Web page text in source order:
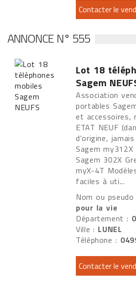
ANNONCE N° 555
Lot 18
Sagem
Association
portables
et accessoires,
ETAT NEUF
d'origine,
Sagem
Sagem 302X
myX-4T
faciles à uti...
Nom ou pseudo
pour la vie
Département : 0
Ville : LUNEL
Téléphone :